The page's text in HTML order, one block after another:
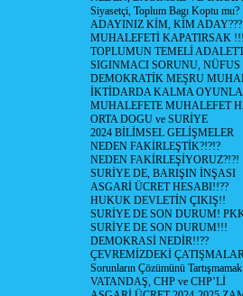
Siyasetçi, Toplum Bagı Koptu mu?
ADAYINIZ KİM, KİM ADAY???
MUHALEFETİ KAPATIRSAK
TOPLUMUN TEMELİ
SIGINMACI SORUNU,
DEMOKRATİK MEŞRU
İKTİDARDA KALMA
MUHALEFETE MUHALEFET
ORTA DOGU ve SURİYE
2024 BİLİMSEL GELİŞMELER
NEDEN FAKİRLEŞTİK?!?!?
NEDEN FAKİRLEŞİYORUZ?!?!
SURİYE DE, BARIŞIN İNŞASI
ASGARİ ÜCRET HESABI!!??
HUKUK DEVLETİN ÇIKIŞ!!
SURİYE DE SON DURUM!
SURİYE DE SON DURUM!!!
DEMOKRASİ NEDİR!!??
ÇEVREMİZDEKİ
Sorunların Çözümünü
VATANDAŞ, CHP ve CHP’Lİ